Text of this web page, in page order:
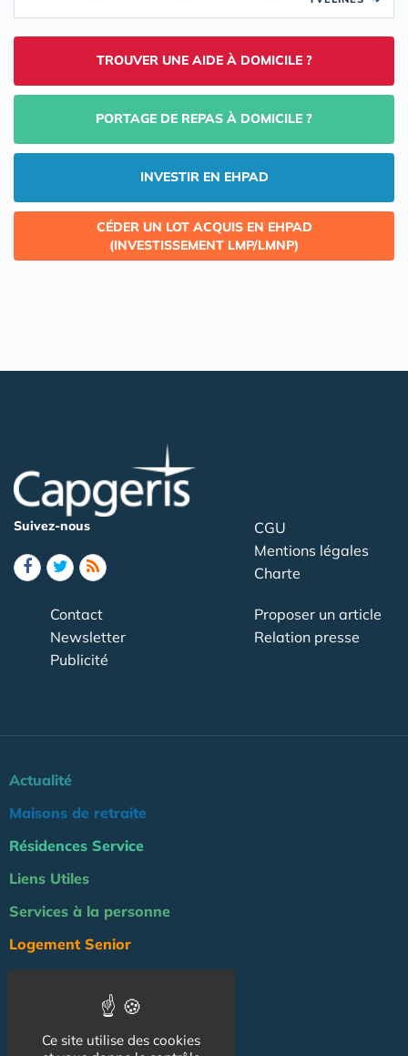
TROUVER UNE AIDE À DOMICILE ?
PORTAGE DE REPAS À DOMICILE ?
INVESTIR EN EHPAD
CÉDER UN LOT ACQUIS EN EHPAD
(INVESTISSEMENT LMP/LMNP)
Suivez-nous
CGU
Mentions légales
Charte
Contact
Newsletter
Publicité
Proposer un article
Relation presse
Actualité
Maisons de retraite
Résidences Service
Liens Utiles
Services à la personne
Logement Senior
Emploi & formation
Professionnels
Ce site utilise des cookies